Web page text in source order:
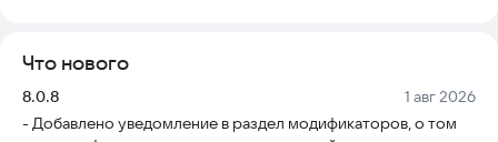
начинок. Мы точно сможем вас удивить!
Все наши десерты готовятся вручную. Мы не пользуемся
заморозкой, усилителями вкуса и ароматизаторами.
Что нового
Версия:
8.0.8 Дата:
1 авг 2026
- Добавлено уведомление в раздел модификаторов, о том